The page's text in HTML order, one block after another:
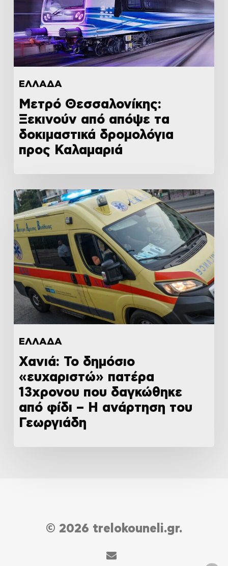
ΕΛΛΑΔΑ
Μετρό Θεσσαλονίκης:
Ξεκινούν από απόψε τα
δοκιμαστικά δρομολόγια
προς Καλαμαριά
ΕΛΛΑΔΑ
Χανιά: Το δημόσιο
«ευχαριστώ» πατέρα
13χρονου που δαγκώθηκε
από φίδι – Η ανάρτηση του
Γεωργιάδη
© 2026 trelokouneli.gr.
email